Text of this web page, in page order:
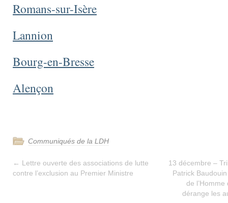
Romans-sur-Isère
Lannion
Bourg-en-Bresse
Alençon
Communiqués de la LDH
← Lettre ouverte des associations de lutte
contre l’exclusion au Premier Ministre
13 décembre –
Patrick
de
dérange les